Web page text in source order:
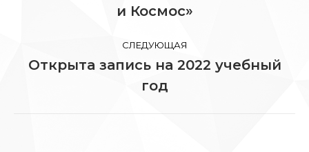
и Космос»
СЛЕДУЮЩАЯ
Следующая
запись:
Открыта запись на 2022 учебный
год